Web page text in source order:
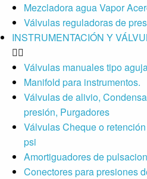
Mezcladora agua Vapor
Válvulas reguladoras de
INSTRUMENTACIÓN Y
Válvulas manuales tipo
Manifold para instrumentos.
Válvulas de alivio,
presión, Purgadores
Válvulas Cheque o
psi
Amortiguadores de
Conectores para presiones